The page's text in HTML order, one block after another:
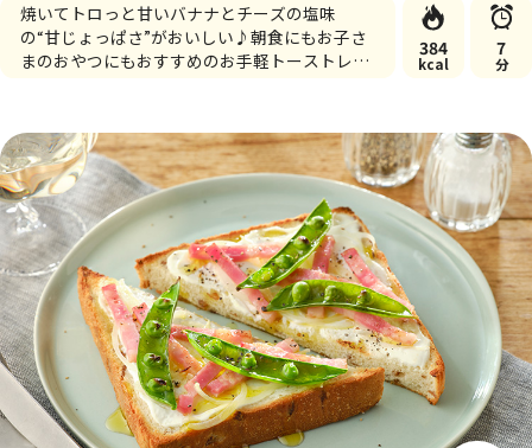
焼いてトロっと甘いバナナとチーズの塩味
の“甘じょっぱさ”がおいしい♪朝食にもお子さ
まのおやつにもおすすめのお手軽トーストレシ
384
kcal
7
分